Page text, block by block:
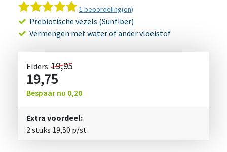
1 beoordeling(en)
Prebiotische vezels (Sunfiber)
Vermengen met water of ander vloeistof
Elders:19,95
19,75
Bespaar nu 0,20
Extra voordeel:
2 stuks 19,50 p/st